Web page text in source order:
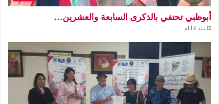
أبوظبي تحتفي بالذكرى السابعة والعشرين…
منذ 6 أيام